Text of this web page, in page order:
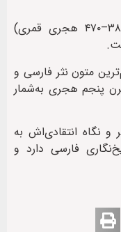
ابوالفضل محمد بن حسین بیهقی (۳۸۵–۴۷۰ هجری قمری)
متون نثر فارسی و
پنجم هجری به‌شمار
و نگاه انتقادی‌اش به
فارسی دارد و